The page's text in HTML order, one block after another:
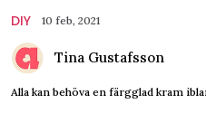
DIY 10 feb, 2021
Tina Gustafsson
Alla kan behöva en färgglad kram